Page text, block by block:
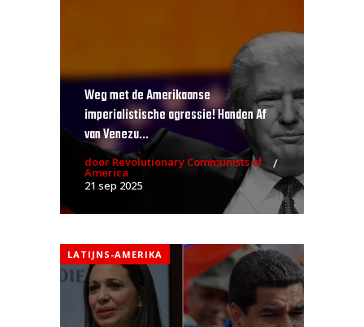
Weg met de Amerikaanse
imperialistische agressie! Handen Af
van Venezu...
door Revolutionary Communists of
America
21 sep 2025
LATIJNS-AMERIKA